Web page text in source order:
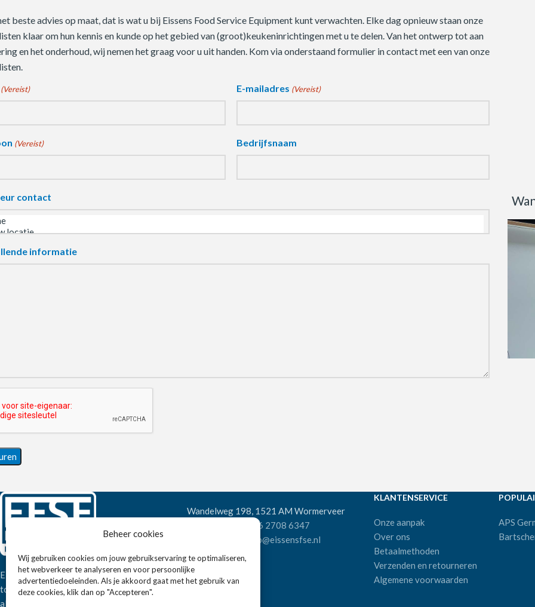
Beheer cookies
Wij gebruiken cookies om jouw gebruikservaring te optimaliseren,
het webverkeer te analyseren en voor persoonlijke
advertentiedoeleinden. Als je akkoord gaat met het gebruik van
deze cookies, klik dan op "Accepteren".
beste advies op maat, dat is wat u bij Eissens Food Service Equipment kunt verwachten. Elke dag opnieuw staan onze
klaar om hun kennis en kunde op het gebied van (groot)keukeninrichtingen met u te delen. Van het ontwerp tot aan
en het onderhoud, wij nemen het graag voor u uit handen. Kom via onderstaand formulier in contact met een van onze
(Vereist) E-mailadres (Vereist)
(Vereist) Bedrijfsnaam
contact
informatie
Eissens FSE is een horeca
totaalleverancier. U vindt bij ons niet
alleen inspiratie maar ook een breed
Wandelweg 198, 1521 AM Wormerveer
+31 6 2708 6347
verkoop@eissensfse.nl
KLANTENSERVICE
Onze aanpak
Over ons
Betaalmethoden
Verzenden en retourneren
Algemene voorwaarden
APS